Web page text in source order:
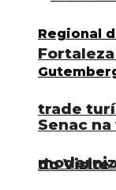
Senac
trade
do Visite